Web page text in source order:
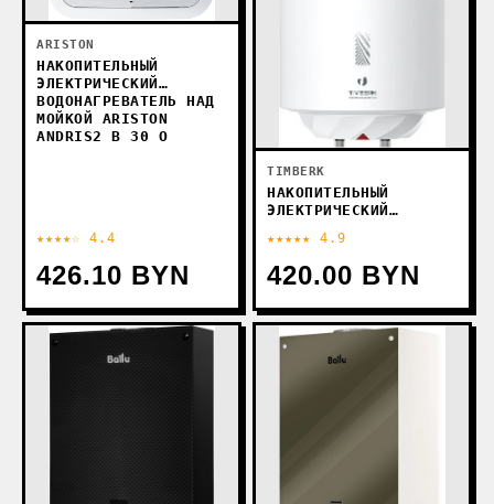
ARISTON
НАКОПИТЕЛЬНЫЙ
ЭЛЕКТРИЧЕСКИЙ
ВОДОНАГРЕВАТЕЛЬ НАД
МОЙКОЙ ARISTON
ANDRIS2 B 30 O
★★★★☆ 4.4
426.10 BYN
TIMBERK
НАКОПИТЕЛЬНЫЙ
ЭЛЕКТРИЧЕСКИЙ
TIMBERK MOON SWH
RE17 30 V
★★★★★ 4.9
420.00 BYN